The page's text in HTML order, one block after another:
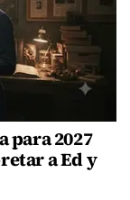
para 2027
a Ed y